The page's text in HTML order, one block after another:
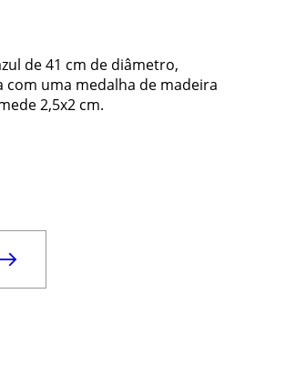
de 41 cm de diâmetro,
uma medalha de madeira
2,5x2 cm.